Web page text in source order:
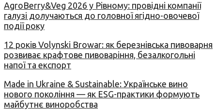
AgroBerry&Veg 2026 у Рівному: провідні компанії
галузі долучаються до головної ягідно-овочевої
події року
12 років Volynski Browar: як березнівська пивоварня
розвиває крафтове пивоваріння, безалкогольні
напої та експорт
Made in Ukraine & Sustainable: Українське вино
нового покоління — як ESG-практики формують
майбутнє виноробства